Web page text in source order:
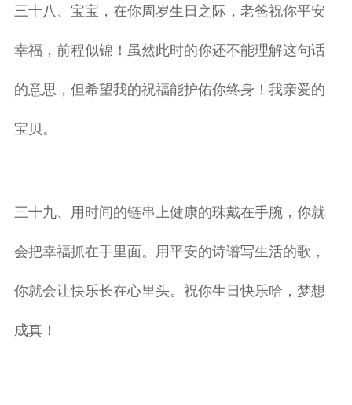
三十八、宝宝，在你周岁生日之际，老爸祝你平安
幸福，前程似锦！虽然此时的你还不能理解这句话
的意思，但希望我的祝福能护佑你终身！我亲爱的
宝贝。
三十九、用时间的链串上健康的珠戴在手腕，你就
会把幸福抓在手里面。用平安的诗谱写生活的歌，
你就会让快乐长在心里头。祝你生日快乐哈，梦想
成真！